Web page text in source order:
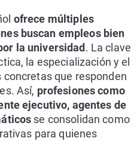
ofrece múltiples
buscan empleos bien
la universidad . La clave
la especialización y el
que responden
Así, profesiones como
ejecutivo, agentes de
se consolidan como
para quienes